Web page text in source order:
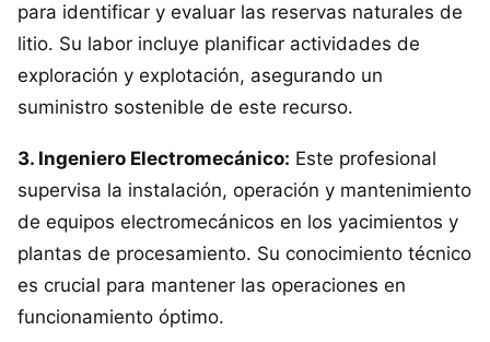
para identificar y evaluar las reservas naturales de
litio. Su labor incluye planificar actividades de
exploración y explotación, asegurando un
suministro sostenible de este recurso.
3. Ingeniero Electromecánico: Este profesional
supervisa la instalación, operación y mantenimiento
de equipos electromecánicos en los yacimientos y
plantas de procesamiento. Su conocimiento técnico
es crucial para mantener las operaciones en
funcionamiento óptimo.